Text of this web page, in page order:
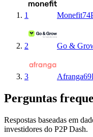
1 Monefit74
2 Go &
3 Afranga69
Perguntas
Respostas baseadas em
investidores do P2P Dash.